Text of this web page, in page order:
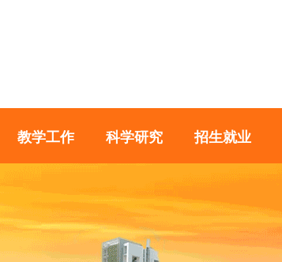
教学工作 科学研究 招生就业